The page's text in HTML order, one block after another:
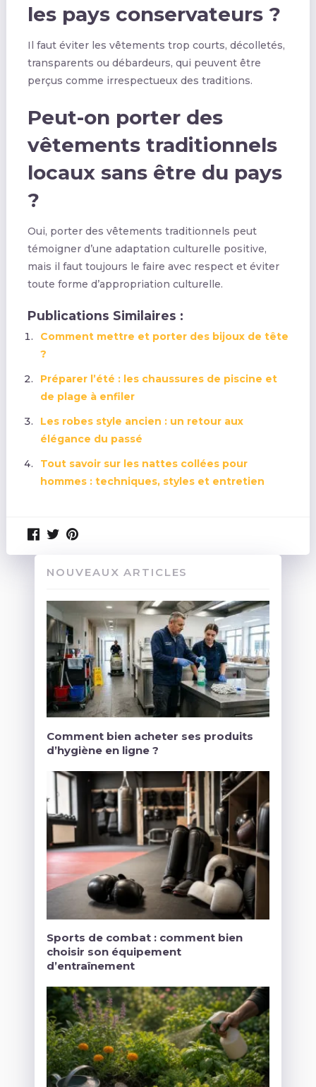
les pays conservateurs ?
Il faut éviter les vêtements trop courts, décolletés,
transparents ou débardeurs, qui peuvent être
perçus comme irrespectueux des traditions.
Peut-on porter des
vêtements traditionnels
locaux sans être du pays
?
Oui, porter des vêtements traditionnels peut
témoigner d’une adaptation culturelle positive,
mais il faut toujours le faire avec respect et éviter
toute forme d’appropriation culturelle.
Publications Similaires :
Comment mettre et porter des bijoux de tête
?
Préparer l’été : les chaussures de piscine et
de plage à enfiler
Les robes style ancien : un retour aux
élégance du passé
Tout savoir sur les nattes collées pour
hommes : techniques, styles et entretien
NOUVEAUX ARTICLES
Comment bien acheter ses produits
d’hygiène en ligne ?
Sports de combat : comment bien
choisir son équipement
d’entraînement